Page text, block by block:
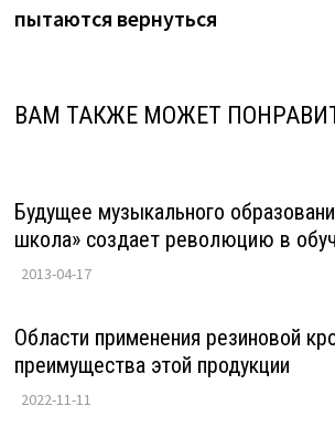
пытаются вернуться
ВАМ ТАКЖЕ МОЖЕТ
Будущее музыкального
школа» создает революцию в
2013-04-17
Области применения резиновой
преимущества этой продукции
2022-11-11